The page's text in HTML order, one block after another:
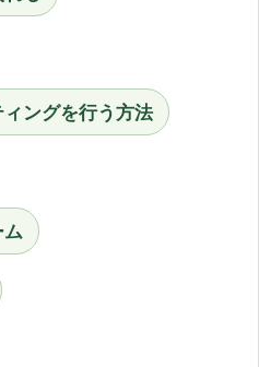
ングを行う方法
ム